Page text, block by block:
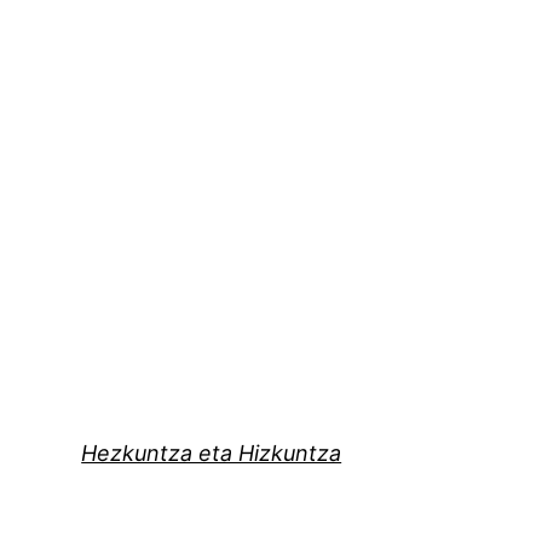
Hezkuntza eta Hizkuntza